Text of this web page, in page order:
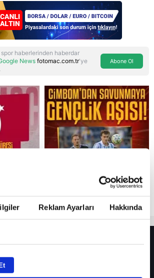
Reklam Ayarları Hakkında
Turkuvaz Medya neden
hedefte?
haberlerinden haberdar
Newsfotomac.com.tr'ye
Abone Ol
ihtimali! Devre arasında gelmişti